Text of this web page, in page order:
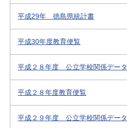
平成29年 徳島県統計書
平成30年度教育便覧
平成２８年度 公立学校関係データ
平成２８年度教育便覧
平成２９年度 公立学校関係データ